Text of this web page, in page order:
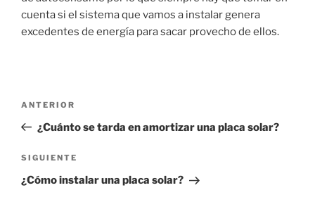
cuenta si el sistema que vamos a instalar genera
excedentes de energía para sacar provecho de ellos.
entradas
Entrada
anterior:
ANTERIOR
¿Cuánto se tarda en amortizar una placa solar?
Siguiente
entrada
SIGUIENTE
¿Cómo instalar una placa solar?